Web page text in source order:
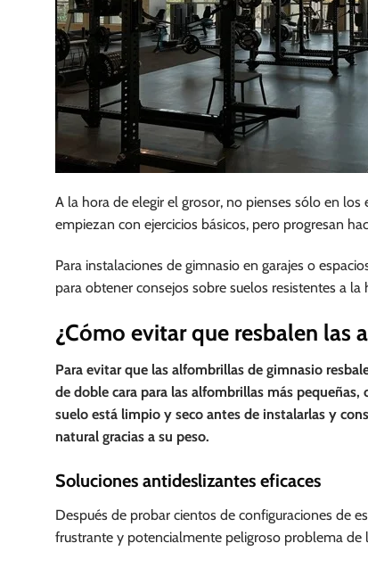
A la hora de elegir el grosor, no pienses sólo en
empiezan con ejercicios básicos, pero progresan
Para instalaciones de gimnasio en garajes o
para obtener consejos sobre suelos resistentes a
¿Cómo evitar que resbalen las
Para evitar que las alfombrillas de gimnasio
de doble cara para las alfombrillas más
suelo está limpio y seco antes de instalarlas y
natural gracias a su peso.
Soluciones antideslizantes eficaces
Después de probar cientos de configuraciones de
frustrante y potencialmente peligroso problema de